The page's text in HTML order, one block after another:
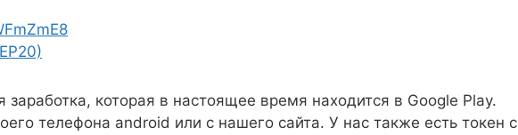
которая в настоящее время находится в Google Play.
телефона android или с нашего сайта. У нас также есть токен с